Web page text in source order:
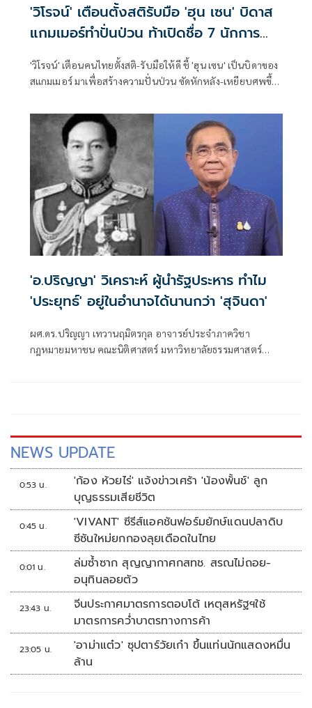
'วิโรจน์' เตือนตั้งสติรับมือ 'ฮุน เซน' บิดาส
แกมเมอร์ทำปั่นป่วน ท้าเปิดชื่อ 7 นักการ
เมืองไทยฟอกเงิน
'วิโรจน์' เตือนคนไทยตั้งสติ-รับมือให้ดี ชี้ 'ฮุน เซน' เป็นบิดาของ
สแกมเมอร์ มาเพื่อสร้างความปั่นป่วน ซัดหักหลัง-เหยียบศพขึ้น
เป็นตัวพ่ออาชญากรรมทางไซเบอร์ ท้าเปิดชื่อ 7 นักการเมือง
ไทยฟอกเงิน เชื่อ 'อิ๊งค์' รู้แต่ไม่จัดการ ย้อนถามเป็นคนรอบตัว
หรือไม่ ฉะ 'มาริษ' เงียบเกินไป ควรเปลี่ยนตัวเอาคนที่เก่ง-ทัน
เกมกว่านี้
'อ.ปริญญา' วิเคราะห์ ผู้นำรัฐประหาร ทำไม
'ประยุทธ์' อยู่ในอำนาจได้นานกว่า 'สุจินดา'
ผศ.ดร.ปริญญา เทวานฤมิตรกุล อาจารย์ประจำภาควิชา
กฎหมายมหาชน คณะนิติศาสตร์ มหาวิทยาลัยธรรมศาสตร์
NEWS UPDATE
0:53 น.
'ก้อง ห้วยไร่' แจ้งข่าวเศร้า 'น้องพั้นช์' ลูก
บุญธรรมเสียชีวิต
0:45 น.
'VIVANT' ซีรีส์แอคชันฟอร์มยักษ์แดนปลาดิบ
ซีซันใหม่ยกกองลุยเดือดในไทย
0:01 น.
ล่มซ้ำซาก สุญญากาศกสทช. สรณไม่ถอย-
อนุทินลอยตัว
23:43 น.
จีนประกาศมาตรการตอบโต้ เหตุสหรัฐฯใช้
มาตรการคว่ำบาตรทางการค้า
23:05 น.
'อาม่าแต๋ว' ซุปตาร์วัยเก๋า ขึ้นแท่นนักแสดงหมื่น
ล้าน